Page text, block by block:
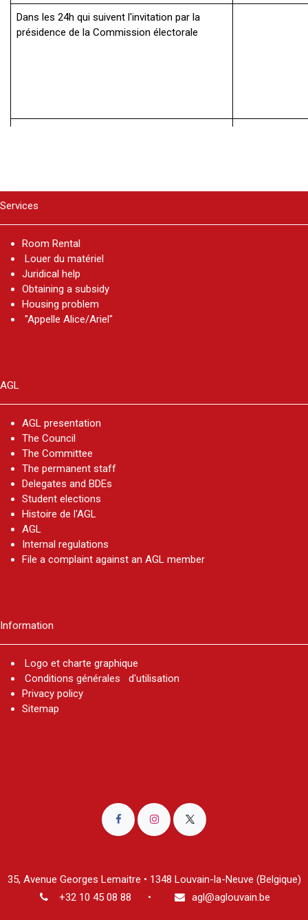
Dans les 24h qui suivent l'invitation par la
présidence de la Commission électorale
Fin de l'année académique
Services
Room Rental
Louer du matériel
Juridical help
Obtaining a subsidy
Housing problem
"Appelle Alice/Ariel"
AGL
AGL presentation
The Council
The Committee
The permanent staff
Delegates and BDEs​
Student elections
Histoire de l'AGL
AGL
Internal regulations
File a complaint against an AGL member
Information
Logo et charte graphique
Conditions générales d'utilisation
Privacy policy
Sitemap
35, Avenue Georges Lemaitre • 1348 Louvain-la-Neuve (Belgique)
+32 10 45 08 88 • agl@aglouvain.be